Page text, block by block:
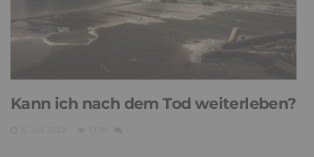
Kann ich nach dem Tod weiterleben?